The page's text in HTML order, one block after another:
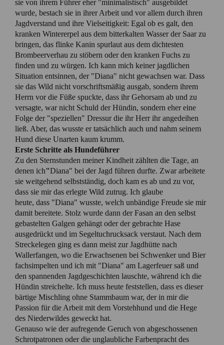
sie von ihrem Führer eher "minimalistisch" ausgebildet
wurde, bestach sie in ihrer Arbeit und vor allem durch ihren
Jagdverstand und ihre Vielseitigkeit: Egal ob es galt, den
kranken Wintererpel aus dem bitterkalten Wasser der Saar zu
bringen, das flinke Kanin spurlaut aus dem dichtesten
Brombeerverhau zu stöbern oder den kranken Fuchs zu
finden und zu würgen. Ich kann mich keiner jagdlichen
Situation entsinnen, der "Diana" nicht gewachsen war. Dass
sie das Wild nicht vorschriftsmäßig ausgab, sondern ihrem
Herrn vor die Füße spuckte, dass ihr Gehorsam ab und zu
versagte, war nicht Schuld der Hündin, sondern eher eine
Folge der "speziellen" Dressur die ihr Herr ihr angedeihen
ließ. Aber, das wusste er tatsächlich auch und nahm seinem
Hund diese Unarten kaum krumm.
Erste Schritte als Hundeführer
Zu den Sternstunden meiner Kindheit zählten die Tage, an
denen ich"Diana" bei der Jagd führen durfte. Zwar arbeitete
sie weitgehend selbstständig, doch kam es ab und zu vor,
dass sie mir das erlegte Wild zutrug. Ich glaube
heute, dass "Diana" wusste, welch unbändige Freude sie mir
damit bereitete. Stolz wurde dann der Fasan an den selbst
gebastelten Galgen gehängt oder der gebrachte Hase
ausgedrückt und im Segeltuchrucksack verstaut. Nach dem
Streckelegen ging es dann meist zur Jagdhütte nach
Wallerfangen, wo die Erwachsenen bei Schwenker und Bier
fachsimpelten und ich mit "Diana" am Lagerfeuer saß und
den spannenden Jagdgeschichten lauschte, während ich die
Hündin streichelte. Ich muss heute feststellen, dass es dieser
bärtige Mischling ohne Stammbaum war, der in mir die
Passion für die Arbeit mit dem Vorstehhund und die Hege
des Niederwildes geweckt hat.
Genauso wie der aufregende Geruch von abgeschossenen
Schrotpatronen oder die unglaubliche Farbenpracht des